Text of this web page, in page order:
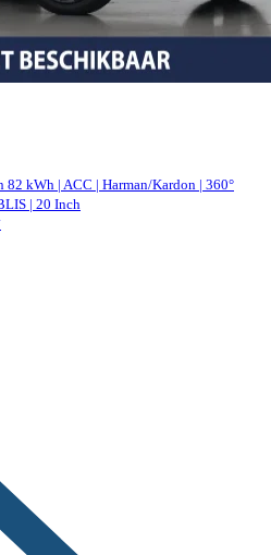
kWh | ACC | Harman/Kardon | 360°
| 20 Inch